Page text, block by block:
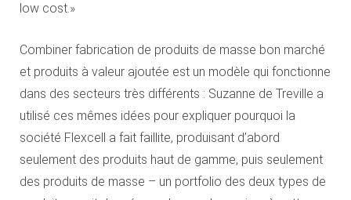
low cost.»
Combiner fabrication de produits de masse bon marché
et produits à valeur ajoutée est un modèle qui fonctionne
dans des secteurs très différents : Suzanne de Treville a
utilisé ces mêmes idées pour expliquer pourquoi la
société Flexcell a fait faillite, produisant d’abord
seulement des produits haut de gamme, puis seulement
des produits de masse – un portfolio des deux types de